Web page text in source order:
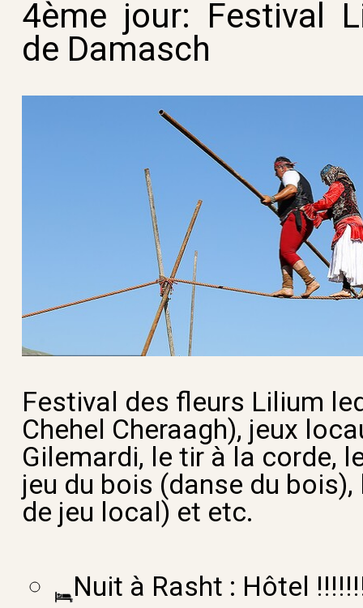
4ème jour: Festival
de Damasch
Festival des fleurs Lilium
Chehel Cheraagh), jeux
Gilemardi, le tir à la corde,
jeu du bois (danse du
de jeu local) et etc.
Nuit à Rasht : Hôtel